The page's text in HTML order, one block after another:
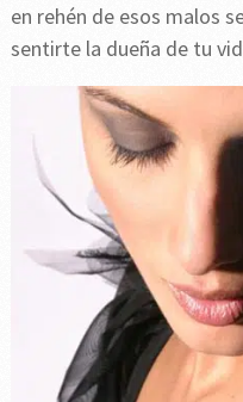
en rehén de esos malos
sentirte la dueña de tu